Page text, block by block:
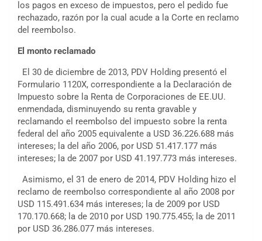
los pagos en exceso de impuestos, pero el pedido fue
rechazado, razón por la cual acude a la Corte en reclamo
del reembolso.
El monto reclamado
El 30 de diciembre de 2013, PDV Holding presentó el
Formulario 1120X, correspondiente a la Declaración de
Impuesto sobre la Renta de Corporaciones de EE.UU.
enmendada, disminuyendo su renta gravable y
reclamando el reembolso del impuesto sobre la renta
federal del año 2005 equivalente a USD 36.226.688 más
intereses; la del año 2006, por USD 51.417.177 más
intereses; la de 2007 por USD 41.197.773 más intereses.
Asimismo, el 31 de enero de 2014, PDV Holding hizo el
reclamo de reembolso correspondiente al año 2008 por
USD 115.491.634 más intereses; la de 2009 por USD
170.170.668; la de 2010 por USD 190.775.455; la de 2011
por USD 36.286.077 más intereses.